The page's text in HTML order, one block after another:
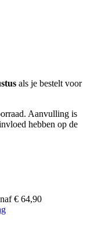
als je bestelt voor
Aanvulling is
hebben op de
€ 64,90